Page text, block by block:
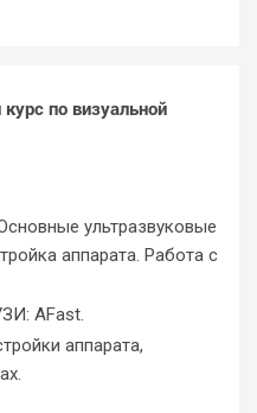
по визуальной
ультразвуковые
аппарата. Работа с
АFast.
аппарата,